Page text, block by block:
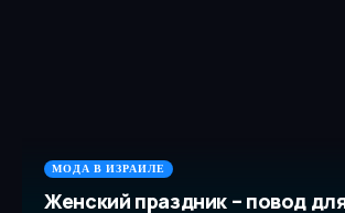
МОДА В ИЗРАИЛЕ
Женский праздник – повод